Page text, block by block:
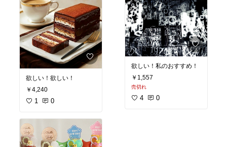
欲しい！欲しい！
￥4,240
1 0
欲しい！私のおすすめ！
￥1,557
売切れ
4 0